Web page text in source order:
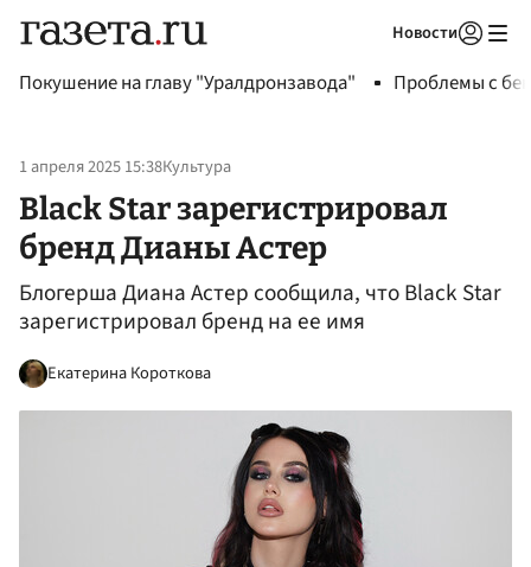
Новости
Покушение на главу "Уралдронзавода" Проблемы с
1 апреля 2025 15:38Культура
Black Star зарегистрировал
бренд Дианы Астер
Блогерша Диана Астер сообщила, что Black Star
зарегистрировал бренд на ее имя
Екатерина Короткова